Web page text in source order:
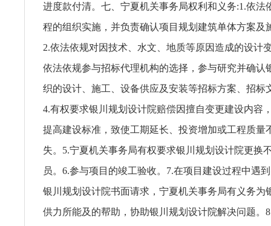
进度款付清。七、宁夏机关事务局权利和义务:1.依法
程的组织实施，并负责确认项目规划建筑单体方案及
2.依法依规对因技术、水文、地质等原因造成的设计
依法依规参与招标代理机构的选择，参与研究并确认
织的设计、施工、设备供应及安装等招标方案、招标
4.有权要求银川规划设计院赔偿因擅自变更建设内容
提高建设标准，致使工期延长、投资增加或工程质量
失。5.宁夏机关事务局有权要求银川规划设计院更换
员。6.参与项目的竣工验收。7.在项目建设过程中遇
银川规划设计院书面请求，宁夏机关事务局有义务为
供力所能及的帮助，协助银川规划设计院解决问题。